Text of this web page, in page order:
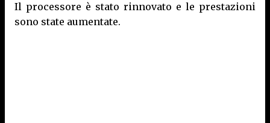
Il processore è stato rinnovato e le prestazioni
sono state aumentate.